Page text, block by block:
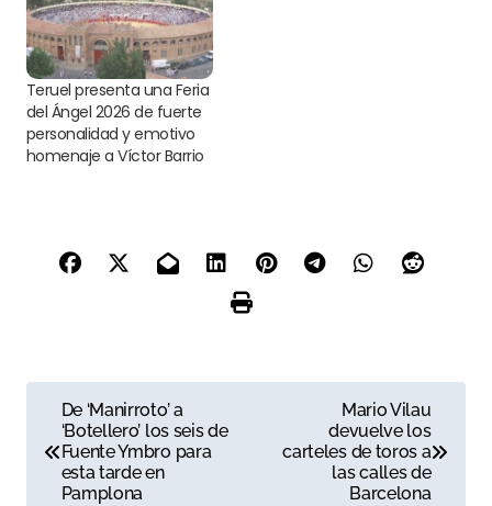
Teruel presenta una Feria
del Ángel 2026 de fuerte
personalidad y emotivo
homenaje a Víctor Barrio
a
De ‘Manirroto’ a
‘Botellero’ los seis de
Fuente Ymbro para
esta tarde en
Pamplona
Mario Vilau
devuelve los
carteles de toros a
las calles de
Barcelona